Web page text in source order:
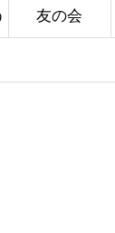
友の会